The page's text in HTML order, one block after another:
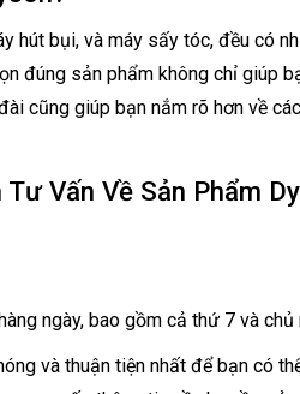
hút bụi, và máy sấy tóc, đều có
đúng sản phẩm không chỉ giúp
cũng giúp bạn nắm rõ hơn về
Vấn Về Sản Phẩm
ngày, bao gồm cả thứ 7 và chủ
và thuận tiện nhất để bạn có